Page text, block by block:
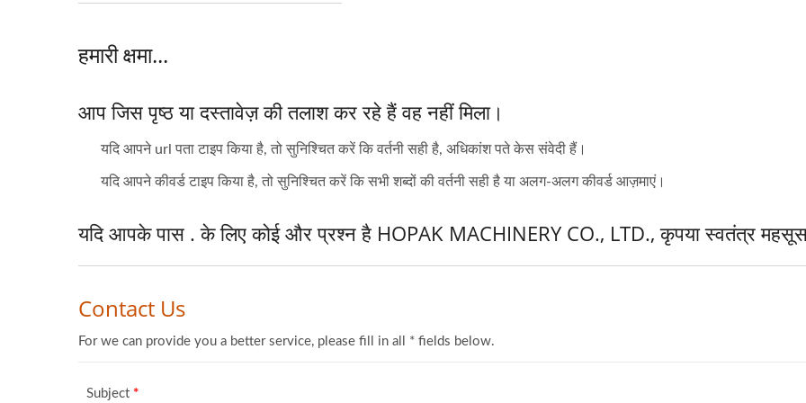
हमारी क्षमा...
आप जिस पृष्ठ या दस्तावेज़ की तलाश कर रहे हैं वह नहीं मिला।
यदि आपने url पता टाइप किया है, तो सुनिश्चित करें कि वर्तनी सही है, अधिकांश पते केस संवेदी हैं।
यदि आपने कीवर्ड टाइप किया है, तो सुनिश्चित करें कि सभी शब्दों की वर्तनी सही है या अलग-अलग कीवर्ड आज़माएं।
यदि आपके पास . के लिए कोई और प्रश्न है HOPAK MACHINERY CO., LTD., कृपया स्वतंत्र